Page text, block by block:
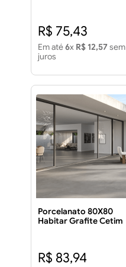
R$ 75,43
Em até6x R$ 12,57 sem
juros
Porcelanato 80X80
Habitar Grafite Cetim
R$ 83,94